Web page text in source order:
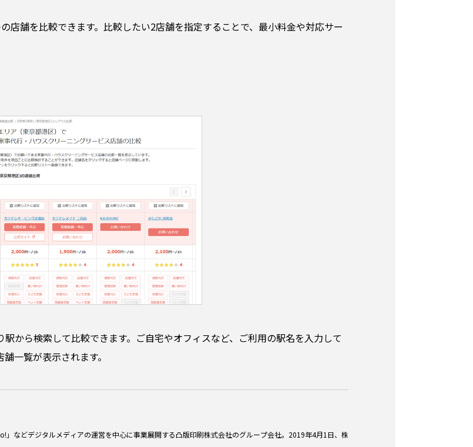
店舗を比較できます。比較したい2店舗を指定することで、最小料金や対応サー
から検索して比較できます。ご自宅やオフィスなど、ご利用の駅名を入力して
一覧が表示されます。
などデジタルメディアの運営を中心に事業展開する凸版印刷株式会社のグループ会社。2019年4月1日、株